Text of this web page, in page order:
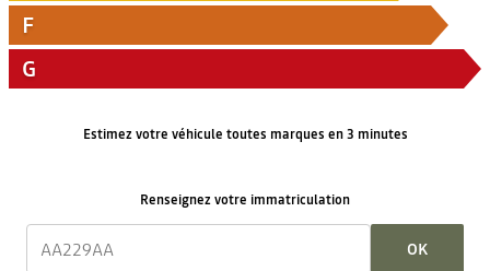
F
G
Estimez votre véhicule toutes marques en 3 minutes
Renseignez votre immatriculation
OK